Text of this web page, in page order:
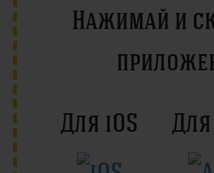
Нажимай и
Для iOS